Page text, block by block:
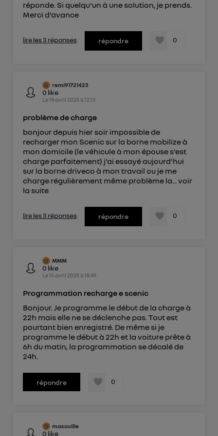
réponde. Si quelqu'un à une solution, je prends.
Merci d'avance
lire les 3 réponses répondre 0
remi91721423
0 like
Le18 avril 2025à 12:13
problème de charge
bonjour depuis hier soir impossible de
recharger mon Scenic sur la borne mobilize à
mon domicile (le véhicule à mon épouse s'est
charge parfaitement) j'ai essayé aujourd'hui
sur la borne driveco à mon travail ou je me
charge régulièrement même problème la... voir
la suite
lire les 3 réponses répondre 0
MMM
0 like
Le15 avril 2025à 18:49
Programmation recharge e scenic
Bonjour. Je programme le début de la charge à
22h mais elle ne se déclenche pas. Tout est
pourtant bien enregistré. De même si je
programme le début à 22h et la voiture prête à
6h du matin, la programmation se décalé de
24h.
répondre 0
maxouille
0 like
téléphone).
internet. Ainsi, toutes les personnes utilisant la
même connexion et ayant consenties se verront
Pour uneconnexion mobile
uniquement sur la navigation de l'utilisateur du mobile.
Vous pouvez à tout moment retirer ce
consentement surle portail d’Utiq
") ou via la page « gérer Utiq » en bas de ce site.
Pour plus d'informations, veuillez consulterla
Politique d'information sur les données
personnelles d'Utiq.